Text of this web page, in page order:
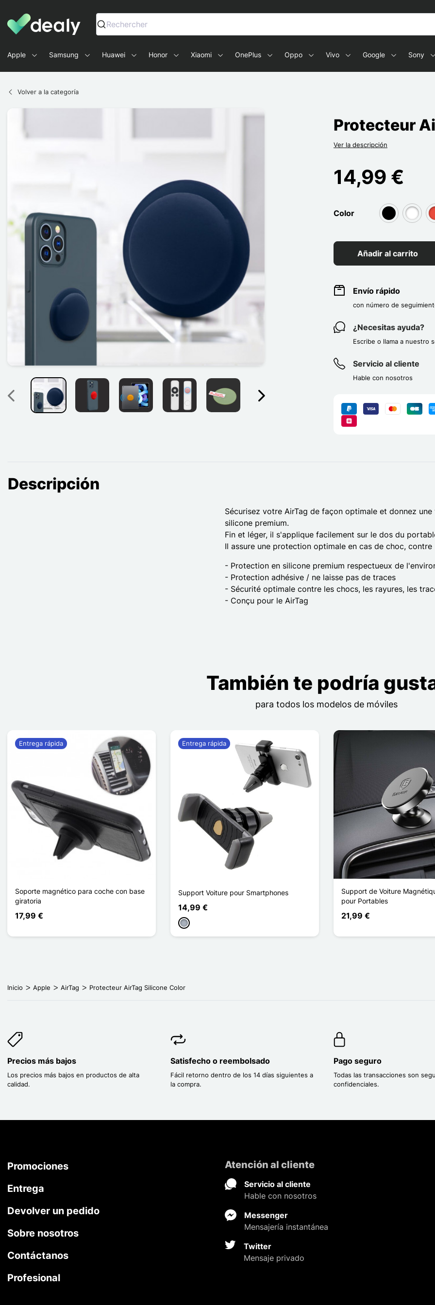
Dealy - Fundas y accesorios para smartphones y tablets
Rechercher
Apple Samsung Huawei Honor Xiaomi OnePlus Oppo Vivo Google Sony
Volver a la categoría
Protecteur
Ver la descripción
14,99 €
Color
group[3]
Añadir al carrito
Envío rápido
con número de
¿Necesitas ayuda?
Escribe o llama a nuestro
Servicio al cliente
Hable con nosotros
Précedent
Descripción
Sécurisez votre AirTag de façon optimale et donnez
silicone premium.
Fin et léger, il s'applique facilement sur le dos du
Il assure une protection optimale en cas de choc,
- Protection en silicone premium respectueux de
- Protection adhésive / ne laisse pas de traces
- Sécurité optimale contre les chocs, les rayures, les
- Conçu pour le AirTag
También te podría
para todos los modelos de móviles
Soporte magnético para coche con base
giratoria
17,99 €
Entrega rápida
Support Voiture pour Smartphones
14,99 €
Gris
Entrega rápida
Support de Voiture
pour Portables
21,99 €
Inicio Apple AirTag Protecteur AirTag Silicone Color
Precios más bajos
Los precios más bajos en productos de alta
calidad.
Satisfecho o reembolsado
Fácil retorno dentro de los 14 días siguientes a
la compra.
Pago seguro
Todas las transacciones son
confidenciales.
Promociones
Entrega
Devolver un pedido
Sobre nosotros
Contáctanos
Profesional
Atención al cliente
Servicio al cliente
Hable con nosotros
Messenger
Mensajería instantánea
Twitter
Mensaje privado